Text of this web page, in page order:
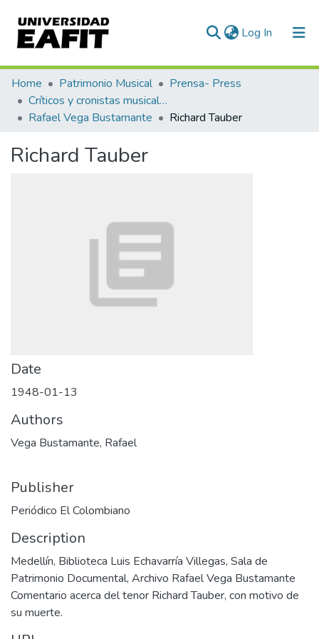
Log In (current)
Communities & Collections
All of DSpace
Home Patrimonio Musical
Prensa- Press
Críticos y cronistas musicales
Rafael Vega Bustamante
Richard Tauber
Richard Tauber
Date
1948-01-13
Authors
Vega Bustamante, Rafael
Publisher
Periódico El Colombiano
Description
Medellín, Biblioteca Luis Echavarría Villegas, Sala de
Patrimonio Documental, Archivo Rafael Vega Bustamante
Comentario acerca del tenor Richard Tauber, con motivo de
su muerte.